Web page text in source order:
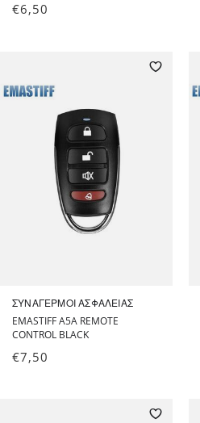
€6,50
ΣΥΝΑΓΕΡΜΟΊ ΑΣΦΑΛΕΊΑΣ
EMASTIFF A5A REMOTE
CONTROL BLACK
€7,50